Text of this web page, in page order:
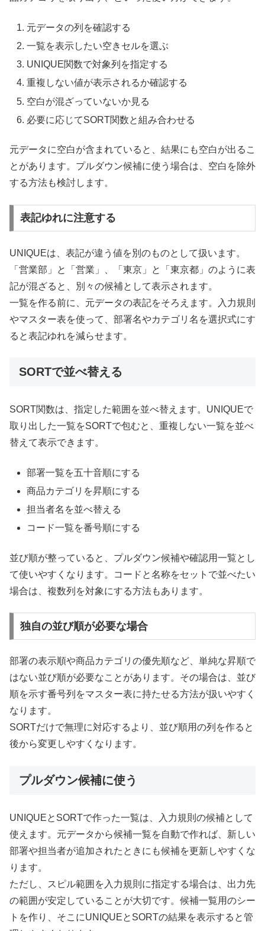
元データの列を確認する
一覧を表示したい空きセルを選ぶ
UNIQUE関数で対象列を指定する
重複しない値が表示されるか確認する
空白が混ざっていないか見る
必要に応じてSORT関数と組み合わせる
元データに空白が含まれていると、結果にも空白が出るこ
とがあります。プルダウン候補に使う場合は、空白を除外
する方法も検討します。
表記ゆれに注意する
UNIQUEは、表記が違う値を別のものとして扱います。
「営業部」と「営業」、「東京」と「東京都」のように表
記が混ざると、別々の候補として表示されます。
一覧を作る前に、元データの表記をそろえます。入力規則
やマスター表を使って、部署名やカテゴリ名を選択式にす
ると表記ゆれを減らせます。
SORTで並べ替える
SORT関数は、指定した範囲を並べ替えます。UNIQUEで
取り出した一覧をSORTで包むと、重複しない一覧を並べ
替えて表示できます。
部署一覧を五十音順にする
商品カテゴリを昇順にする
担当者名を並べ替える
コード一覧を番号順にする
並び順が整っていると、プルダウン候補や確認用一覧とし
て使いやすくなります。コードと名称をセットで並べたい
場合は、複数列を対象にする方法もあります。
独自の並び順が必要な場合
部署の表示順や商品カテゴリの優先順など、単純な昇順で
はない並び順が必要なことがあります。その場合は、並び
順を示す番号列をマスター表に持たせる方法が扱いやすく
なります。
SORTだけで無理に対応するより、並び順用の列を作ると
後から変更しやすくなります。
プルダウン候補に使う
UNIQUEとSORTで作った一覧は、入力規則の候補として
使えます。元データから候補一覧を自動で作れば、新しい
部署や担当者が追加されたときにも候補を更新しやすくな
ります。
ただし、スピル範囲を入力規則に指定する場合は、出力先
の範囲が安定していることが大切です。候補一覧用のシー
トを作り、そこにUNIQUEとSORTの結果を表示すると管